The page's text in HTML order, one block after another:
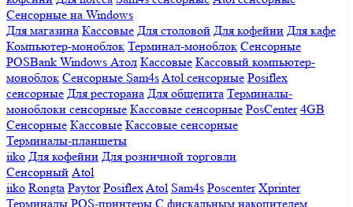
Сенсорные на Windows
Для магазина Кассовые Для столовой Для кофейни Для кафе
Компьютер-моноблок Терминал-моноблок Сенсорные
POSBank Windows Атол Кассовые Кассовый компьютер-
моноблок Сенсорные Sam4sAtol сенсорные Posiflex
сенсорные Для ресторана Для общепита Терминалы-
моноблоки сенсорные Кассовые сенсорные PosCenter 4GB
Сенсорные Кассовые Кассовые сенсорные
Терминалы-планшеты
iiko Для кофейни Для розничной торговли
Сенсорный Atol
iiko Rongta Paytor PosiflexAtol Sam4s Poscenter Xprinter
Терминалы POS-принтеры С фискальным накопителем